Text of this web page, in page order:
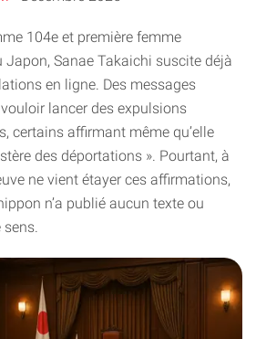
104e et première femme
Japon, Sanae Takaichi suscite déjà
en ligne. Des messages
lancer des expulsions
certains affirmant même qu’elle
des déportations ». Pourtant, à
ne vient étayer ces affirmations,
n’a publié aucun texte ou